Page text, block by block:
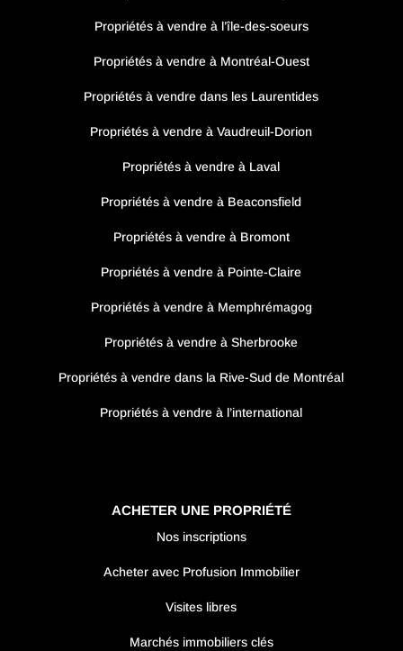
Propriétés à vendre à l’île-des-soeurs
Propriétés à vendre à Montréal-Ouest
Propriétés à vendre dans les Laurentides
Propriétés à vendre à Vaudreuil-Dorion
Propriétés à vendre à Laval
Propriétés à vendre à Beaconsfield
Propriétés à vendre à Bromont
Propriétés à vendre à Pointe-Claire
Propriétés à vendre à Memphrémagog
Propriétés à vendre à Sherbrooke
Propriétés à vendre dans la Rive-Sud de Montréal
Propriétés à vendre à l’international
ACHETER UNE PROPRIÉTÉ
Nos inscriptions
Acheter avec Profusion Immobilier
Visites libres
Marchés immobiliers clés